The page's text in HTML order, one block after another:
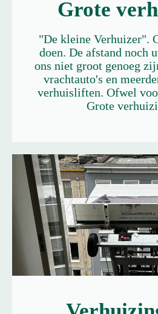
Grote
"De kleine Verhuizer".
doen. De afstand noch
ons niet groot genoeg
vrachtauto's en
verhuisliften. Ofwel
Grote